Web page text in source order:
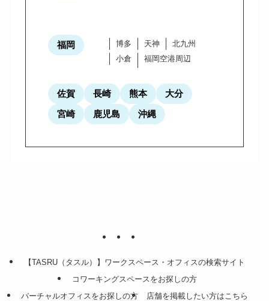
福岡 博多 天神
北九州
小倉
福岡空港周辺
佐賀 長崎 熊本
大分
宮崎
鹿児島 沖縄
【TASRU（タスル）】ワークスペース・オフィスの検索サイト
コワーキングスペースをお探しの方
バーチャルオフィスをお探しの方
店舗を掲載したい方はこちら